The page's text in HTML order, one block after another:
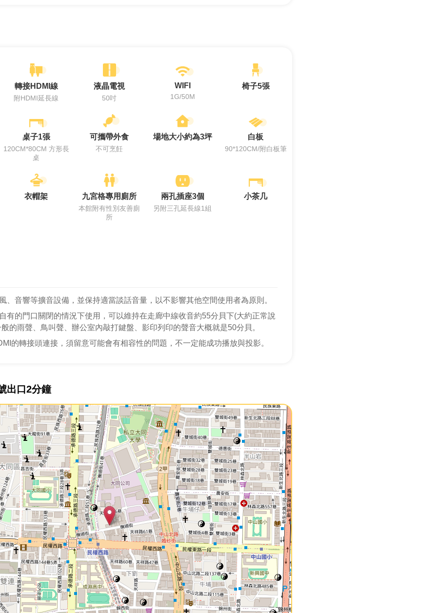
轉接HDMI線
附HDMI延長線
液晶電視
50吋
WIFI
1G/50M
椅子5張
桌子1張
120CM*80CM 方形長
桌
可攜帶外食
不可烹飪
場地大小約為3坪 白板
90*120CM/附白板筆
衣帽架 九宮格專用廁所
本館附有性別友善廁
所
兩孔插座3個
另附三孔延長線1組
小茶几
、音響等擴音設備，並保持適當談話音量，以不影響其他空間使用者為原則。
有的門口關閉的情況下使用，可以維持在走廊中線收音約55分貝下(大約正常說
的雨聲、鳥叫聲、辦公室內敲打鍵盤、影印列印的聲音大概就是50分貝。
的轉接頭連接，須留意可能會有相容性的問題，不一定能成功播放與投影。
出口2分鐘